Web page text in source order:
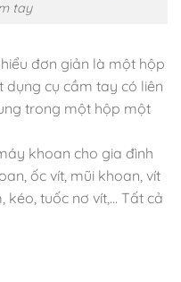
tay
đơn giản là một hộp
dụng cụ cầm tay có liên
trong một hộp một
khoan cho gia đình
ốc vít, mũi khoan, vít
kéo, tuốc nơ vít,… Tất cả